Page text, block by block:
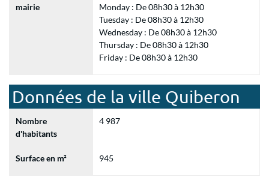
mairie
Monday : De 08h30 à 12h30
Tuesday : De 08h30 à 12h30
Wednesday : De 08h30 à 12h30
Thursday : De 08h30 à 12h30
Friday : De 08h30 à 12h30
Données de la ville Quiberon
Nombre
d'habitants
4 987
Surface en m² 945